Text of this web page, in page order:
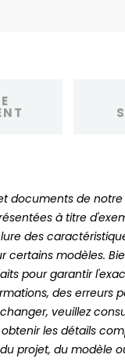
documents de notre
à titre
des
certains modèles.
pour garantir
des erreurs
veuillez
les détails
projet, du modèle